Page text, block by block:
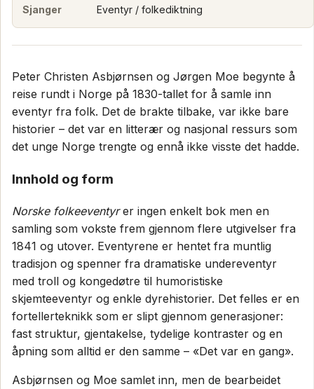
Sjanger
Eventyr / folkediktning
Peter Christen Asbjørnsen og Jørgen Moe begynte å
reise rundt i Norge på 1830-tallet for å samle inn
eventyr fra folk. Det de brakte tilbake, var ikke bare
historier – det var en litterær og nasjonal ressurs som
det unge Norge trengte og ennå ikke visste det hadde.
Innhold og form
Norske folkeeventyrer ingen enkelt bok men en
samling som vokste frem gjennom flere utgivelser fra
1841 og utover. Eventyrene er hentet fra muntlig
tradisjon og spenner fra dramatiske undereventyr
med troll og kongedøtre til humoristiske
skjemteeventyr og enkle dyrehistorier. Det felles er en
fortellerteknikk som er slipt gjennom generasjoner:
fast struktur, gjentakelse, tydelige kontraster og en
åpning som alltid er den samme – «Det var en gang».
Asbjørnsen og Moe samlet inn, men de bearbeidet